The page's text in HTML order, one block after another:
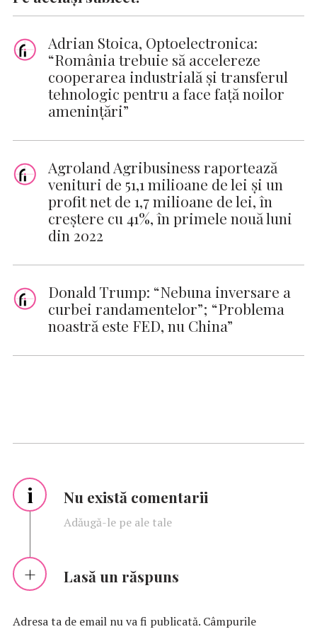
Adrian Stoica, Optoelectronica:
“România trebuie să accelereze
cooperarea industrială și transferul
tehnologic pentru a face față noilor
amenințări”
Agroland Agribusiness raportează
venituri de 51,1 milioane de lei și un
profit net de 1,7 milioane de lei, în
creștere cu 41%, în primele nouă luni
din 2022
Donald Trump: “Nebuna inversare a
curbei randamentelor”; “Problema
noastră este FED, nu China”
i Nu există comentarii
Adăugă-le pe ale tale
Lasă un răspuns
Adresa ta de email nu va fi publicată. Câmpurile